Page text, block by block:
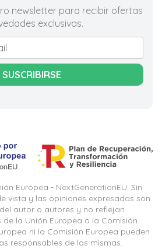
newsletter para recibir ofertas
exclusivas.
SUSCRIBIRSE
Europea - NextGenerationEU. Sin
vista y las opiniones expresadas son
autor o autores y no reflejan
la Unión Europea o la Comisión
ni la Comisión Europea pueden
responsables de las mismas.